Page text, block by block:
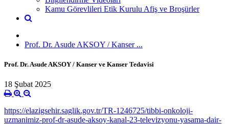
Kamu Görevlileri Etik Kurulu Afiş ve Broşürler
Prof. Dr. Asude AKSOY / Kanser ...
Prof. Dr. Asude AKSOY / Kanser ve Kanser Tedavisi
18 Şubat 2025
https://elazigsehir.saglik.gov.tr/TR-1246725/tibbi-onkoloji-
uzmanimiz-prof-dr-asude-aksoy-kanal-23-televizyonu-yasama-dair-